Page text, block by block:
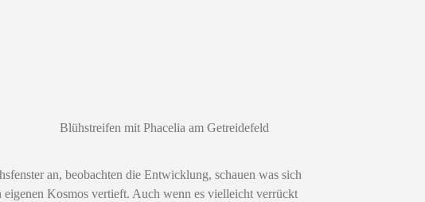
Blühstreifen mit Phacelia am Getreidefeld
an, beobachten die Entwicklung, schauen was sich
Kosmos vertieft. Auch wenn es vielleicht verrückt